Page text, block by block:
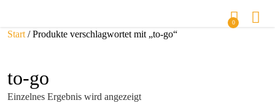
0
Start / Produkte verschlagwortet mit „to-go“
to-go
Einzelnes Ergebnis wird angezeigt